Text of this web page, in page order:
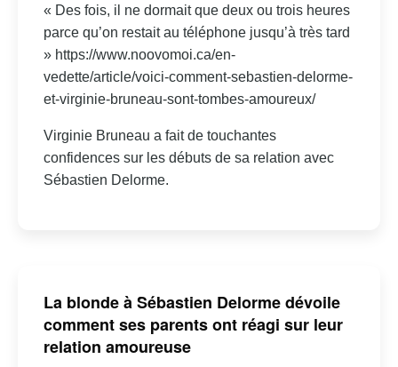
« Des fois, il ne dormait que deux ou trois heures
parce qu’on restait au téléphone jusqu’à très tard
» https://www.noovomoi.ca/en-
vedette/article/voici-comment-sebastien-delorme-
et-virginie-bruneau-sont-tombes-amoureux/
Virginie Bruneau a fait de touchantes
confidences sur les débuts de sa relation avec
Sébastien Delorme.
La blonde à Sébastien Delorme dévoile
comment ses parents ont réagi sur leur
relation amoureuse